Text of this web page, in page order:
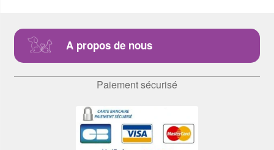
A propos de nous
Paiement sécurisé